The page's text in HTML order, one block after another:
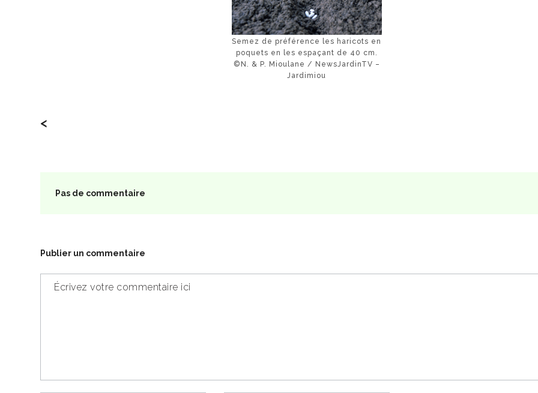
Semez de préférence les haricots en
poquets en les espaçant de 40 cm.
©N. & P. Mioulane / NewsJardinTV –
Jardimiou
<
Pas de commentaire
Publier un commentaire